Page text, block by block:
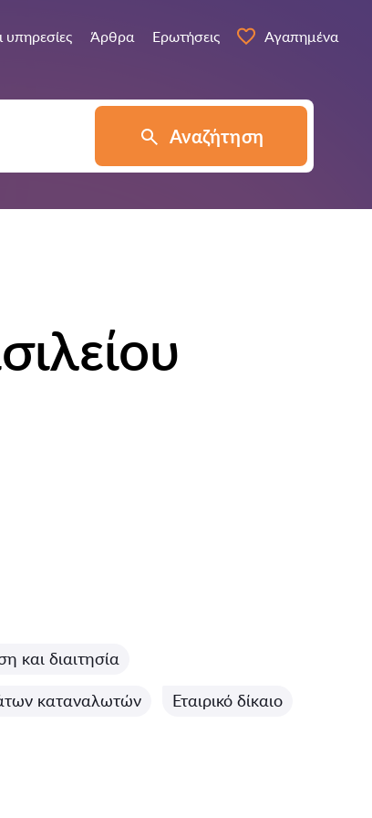
υπηρεσίες Άρθρα Ερωτήσεις Αγαπημένα
Αναζήτηση
και διαιτησία
καταναλωτών Εταιρικό δίκαιο